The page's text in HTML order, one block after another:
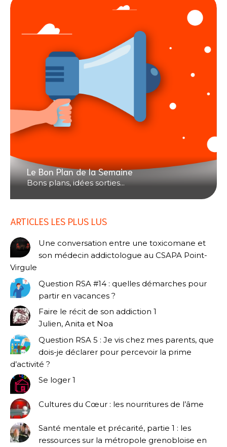
Le Bon Plan de la Semaine
Bons plans, idées sorties...
ARTICLES LES PLUS LUS
Une conversation entre une toxicomane et
son médecin addictologue au CSAPA Point-
Virgule
Question RSA #14 : quelles démarches pour
partir en vacances ?
Faire le récit de son addiction 1
Julien, Anita et Noa
Question RSA 5 : Je vis chez mes parents, que
dois-je déclarer pour percevoir la prime
d’activité ?
Se loger 1
Cultures du Cœur : les nourritures de l’âme
Santé mentale et précarité, partie 1 : les
ressources sur la métropole grenobloise en